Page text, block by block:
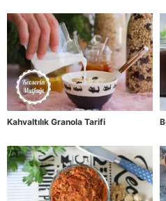
Kahvaltılık Granola Tarifi